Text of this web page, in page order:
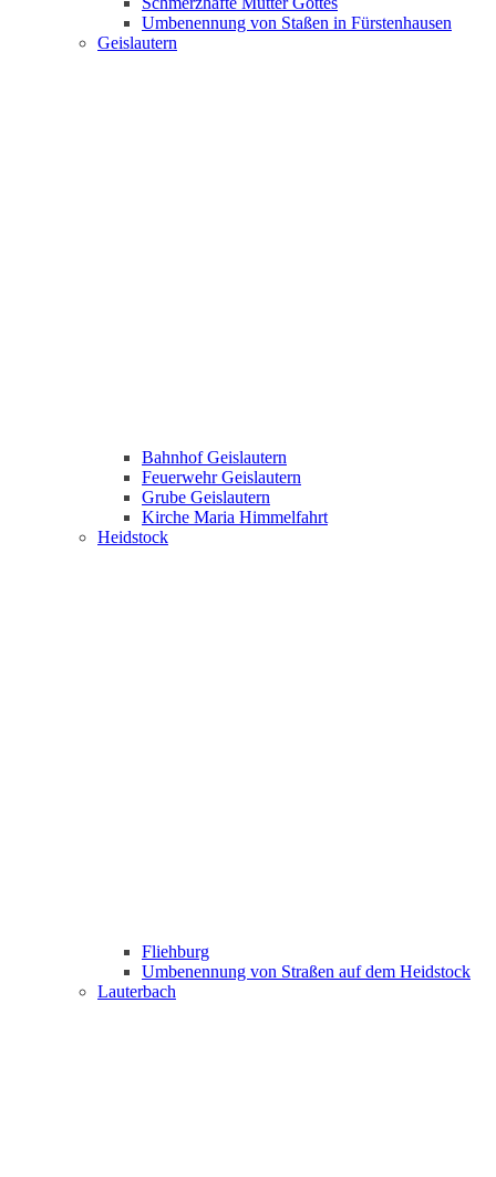
Umbenennung von Staßen in Fürstenhausen
Geislautern
Bahnhof Geislautern
Feuerwehr Geislautern
Grube Geislautern
Kirche Maria Himmelfahrt
Heidstock
Fliehburg
Umbenennung von Straßen auf dem Heidstock
Lauterbach